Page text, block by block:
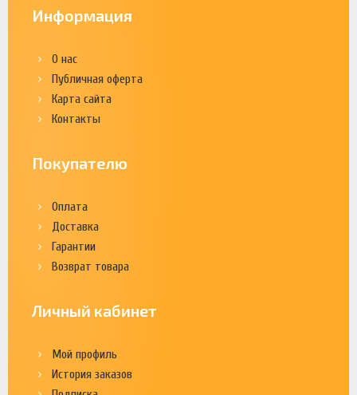
Информация
О нас
Публичная оферта
Карта сайта
Контакты
Покупателю
Оплата
Доставка
Гарантии
Возврат товара
Личный кабинет
Мой профиль
История заказов